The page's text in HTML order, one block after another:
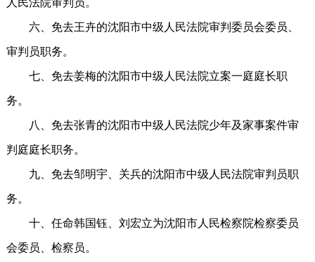
人民法院审判员。
六、免去王卉的沈阳市中级人民法院审判委员会委员、
审判员职务。
七、免去姜梅的沈阳市中级人民法院立案一庭庭长职
务。
八、免去张青的沈阳市中级人民法院少年及家事案件审
判庭庭长职务。
九、免去邹明宇、关兵的沈阳市中级人民法院审判员职
务。
十、任命韩国钰、刘宏立为沈阳市人民检察院检察委员
会委员、检察员。